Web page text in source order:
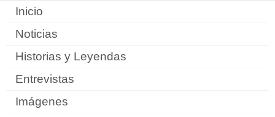
Inicio
Noticias
Historias y Leyendas
Entrevistas
Imágenes